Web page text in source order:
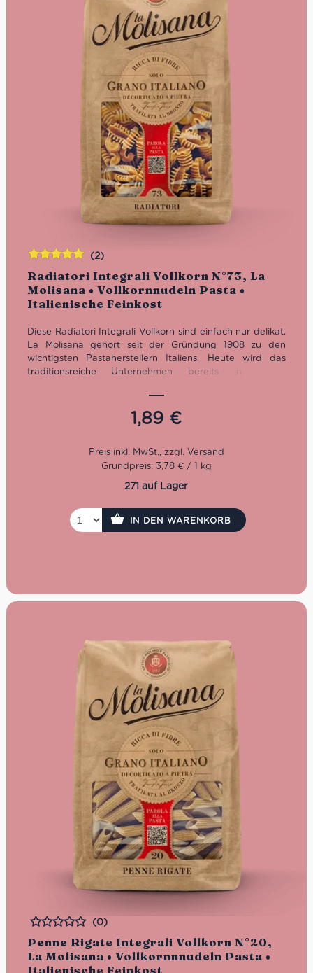
Radiatori Integrali Vollkorn N°73, La
Molisana • Vollkornnudeln Pasta •
Italienische Feinkost
(2)
Diese Radiatori Integrali Vollkorn sind einfach nur delikat.
La Molisana gehört seit der Gründung 1908 zu den
wichtigsten Pastaherstellern Italiens. Heute wird das
traditionsreiche Unternehmen bereits in vierter
Kochzeit: 8 Minuten1,89 €
Bewertet
mit5.00von
5
Grundpreis: 3,78 € / 1 kg
271 auf Lager
IN DEN WARENKORB
Penne Rigate Integrali Vollkorn N°20,
La Molisana • Vollkornnnudeln Pasta •
Italienische Feinkost
Bewertet
(0)